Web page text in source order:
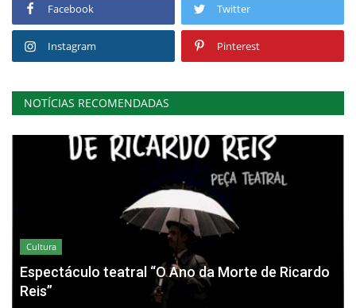
Facebook Twitter
Instagram Pinterest
NOTÍCIAS RECOMENDADAS
Cultura
Espectáculo teatral “O Ano da Morte de Ricardo
Reis”